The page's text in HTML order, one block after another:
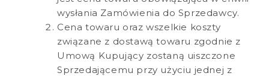
wysłania Zamówienia do Sprzedawcy.
Cena towaru oraz wszelkie koszty
związane z dostawą towaru zgodnie z
Umową Kupujący zostaną uiszczone
Sprzedającemu przy użyciu jednej z